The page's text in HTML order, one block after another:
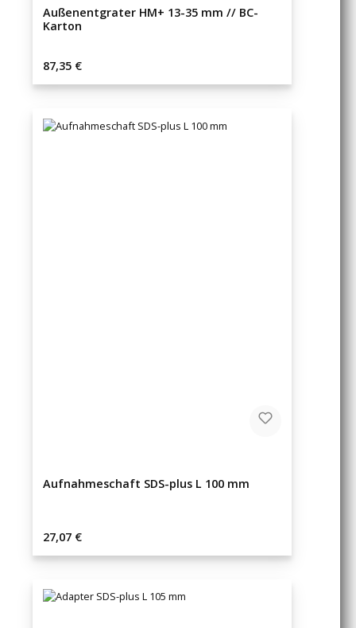
Außenentgrater HM+ 13-35 mm // BC-
Karton
Regulärer Preis:
87,35 €
Aufnahmeschaft SDS-plus L 100 mm
Regulärer Preis:
27,07 €